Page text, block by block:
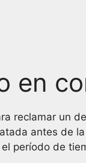
en
reclamar un
antes de
período de